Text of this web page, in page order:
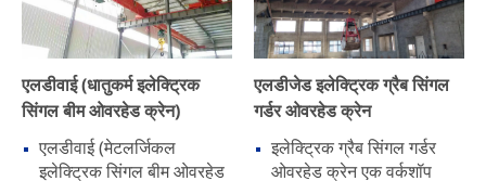
एलडीवाई (धातुकर्म इलेक्ट्रिक
सिंगल बीम ओवरहेड क्रेन)
एलडीवाई (मेटलर्जिकल
इलेक्ट्रिक सिंगल बीम ओवरहेड
एलडीजेड इलेक्ट्रिक ग्रैब सिंगल
गर्डर ओवरहेड क्रेन
इलेक्ट्रिक ग्रैब सिंगल गर्डर
ओवरहेड क्रेन एक वर्कशॉप